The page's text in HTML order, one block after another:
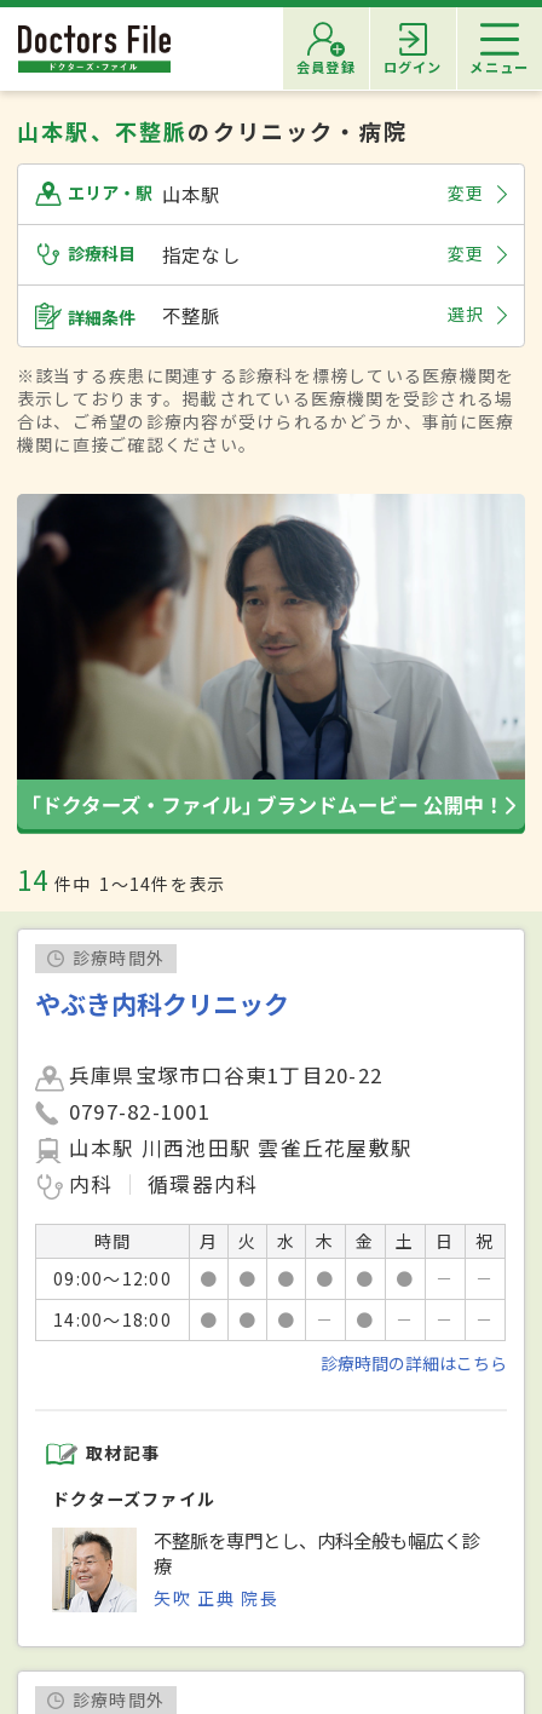
会員登録 ログイン メニュー
山本駅、不整脈のクリニック・病院
エリア・駅 山本駅 変更
診療科目 指定なし 変更
詳細条件 不整脈 選択
※該当する疾患に関連する診療科を標榜している医療機関を
表示しております。掲載されている医療機関を受診される場
合は、ご希望の診療内容が受けられるかどうか、事前に医療
機関に直接ご確認ください。
14 件中 1〜14件を表示
診療時間外
やぶき内科クリニック
兵庫県宝塚市口谷東1丁目20-22
0797-82-1001
山本駅 川西池田駅 雲雀丘花屋敷駅
内科
循環器内科
時間 月 火 水 木 金 土 日
祝
09:00～12:00
● ● ● ● ● ● －
－
14:00～18:00
● ● ● － ● － －
－
診療時間の詳細はこちら
取材記事
ドクターズファイル
不整脈を専門とし、内科全般も幅広く診
療
矢吹 正典 院長
診療時間外